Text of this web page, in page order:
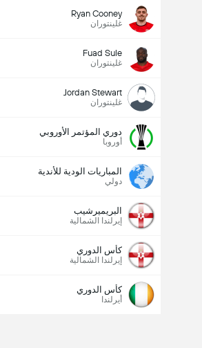
Ryan Cooney
غلينتوران
Fuad Sule
غلينتوران
Jordan Stewart
غلينتوران
دوري المؤتمر الأوروبي
أوروبا
المباريات الودية للأندية
دولي
البريميرشيب
إيرلندا الشمالية
كأس الدوري
إيرلندا الشمالية
كأس الدوري
أيرلندا
أقل